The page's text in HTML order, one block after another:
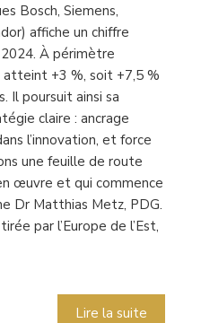
Bosch, Siemens,
affiche un chiffre
À périmètre
atteint +3 %, soit +7,5 %
Il poursuit ainsi sa
claire : ancrage
l’innovation, et force
une feuille de route
œuvre et qui commence
Dr Matthias Metz, PDG.
par l’Europe de l’Est,
Lire la suite